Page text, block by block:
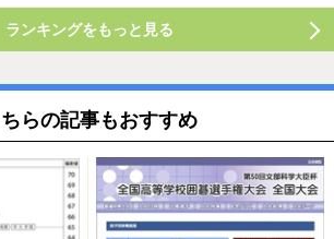
ランキングをもっと見る
らの記事もおすすめ